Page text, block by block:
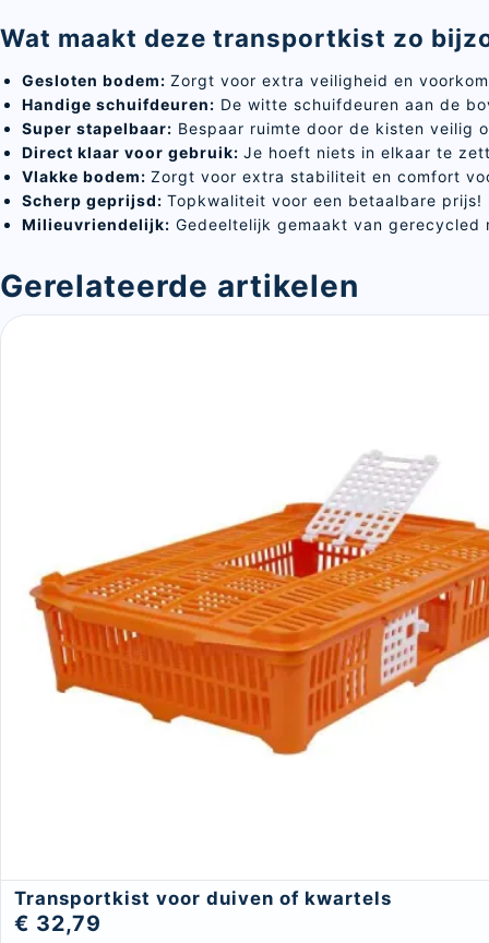
Wat maakt deze transportkist zo
Gesloten bodem: Zorgt voor extra veiligheid en
Handige schuifdeuren: De witte schuifdeuren aan de
Super stapelbaar: Bespaar ruimte door de kisten veilig
Direct klaar voor gebruik: Je hoeft niets in elkaar te
Vlakke bodem: Zorgt voor extra stabiliteit en comfort
Scherp geprijsd: Topkwaliteit voor een betaalbare prijs!
Milieuvriendelijk: Gedeeltelijk gemaakt van gerecycled
Gerelateerde artikelen
Transportkist voor duiven of kwartels
€ 32,79